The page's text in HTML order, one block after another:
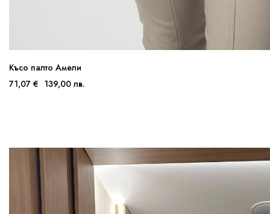
Късо палто Амели
71,07 € 139,00 лв.